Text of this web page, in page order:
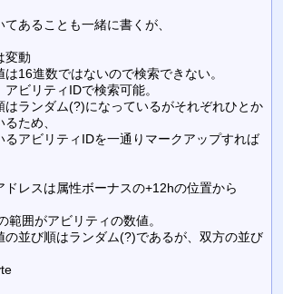
あることも一緒に書くが、
変動
16進数ではないので検索できない。
ビリティIDで検索可能。
はランダム(?)になっているがそれぞれひとか
ため、
るアビリティIDを一通りマークアップすれば
ドレスは属性ボーナスの+12hの位置から
範囲がアビリティの数値。
の並び順はランダム(?)であるが、双方の並び